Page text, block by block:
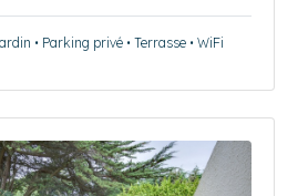
• Parking privé • Terrasse • WiFi